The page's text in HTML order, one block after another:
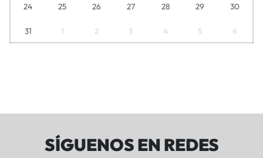
24 25 26 27 28 29 30
31 1 2 3 4 5 6
SÍGUENOS EN REDES